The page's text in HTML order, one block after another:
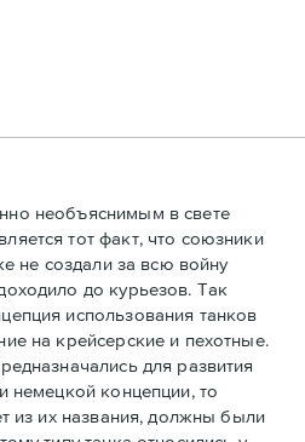
необъяснимым в свете
тот факт, что союзники
не создали за всю войну
до курьезов. Так
использования танков
на крейсерские и пехотные.
для развития
немецкой концепции, то
из их названия, должны были